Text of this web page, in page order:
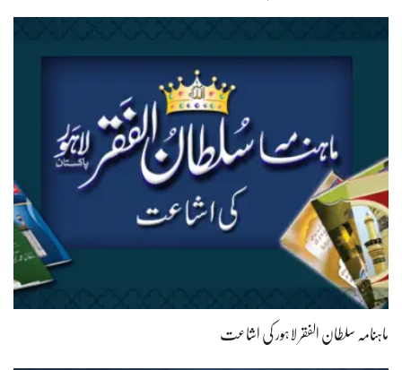
ماہنامہ سلطان الفقر لاہور کی اشاعت